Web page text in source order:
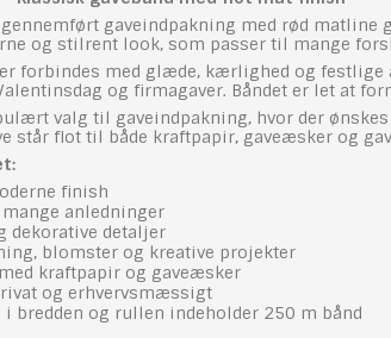
gaveindpakning med rød matline
og stilrent look, som passer til mange
forbindes med glæde, kærlighed og
og firmagaver. Båndet er let at
valg til gaveindpakning, hvor der
står flot til både kraftpapir, gaveæsker og
finish
anledninger
dekorative detaljer
blomster og kreative projekter
kraftpapir og gaveæsker
og erhvervsmæssigt
i bredden og rullen indeholder 250 m bånd